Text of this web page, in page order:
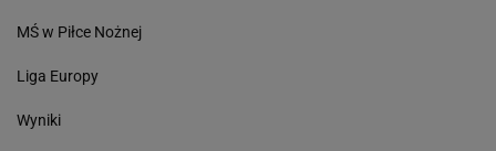
MŚ w Piłce Nożnej
Liga Europy
Wyniki